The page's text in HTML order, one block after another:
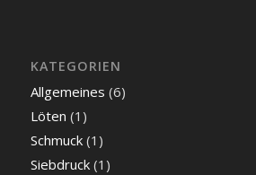
KATEGORIEN
Allgemeines (6)
Löten (1)
Schmuck(1)
Siebdruck(1)